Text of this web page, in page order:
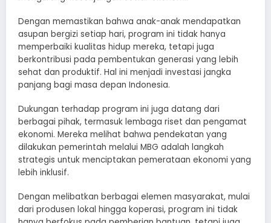
Dengan memastikan bahwa anak-anak mendapatkan
asupan bergizi setiap hari, program ini tidak hanya
memperbaiki kualitas hidup mereka, tetapi juga
berkontribusi pada pembentukan generasi yang lebih
sehat dan produktif. Hal ini menjadi investasi jangka
panjang bagi masa depan Indonesia.
Dukungan terhadap program ini juga datang dari
berbagai pihak, termasuk lembaga riset dan pengamat
ekonomi. Mereka melihat bahwa pendekatan yang
dilakukan pemerintah melalui MBG adalah langkah
strategis untuk menciptakan pemerataan ekonomi yang
lebih inklusif.
Dengan melibatkan berbagai elemen masyarakat, mulai
dari produsen lokal hingga koperasi, program ini tidak